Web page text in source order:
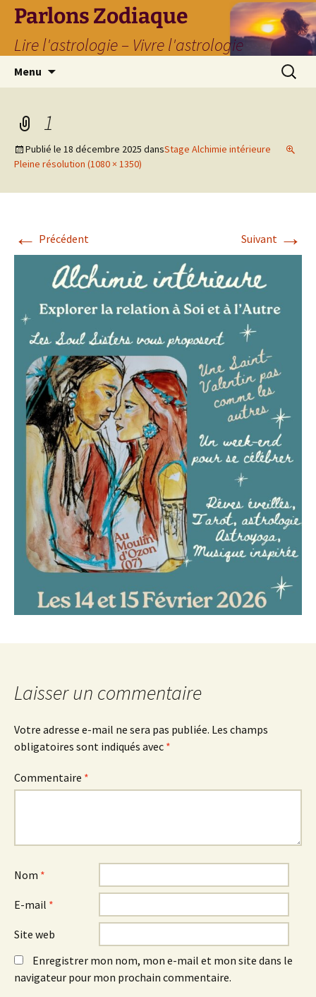
Parlons Zodiaque
Lire l'astrologie – Vivre l'astrologie
Menu
1
Publié le 18 décembre 2025 dansStage Alchimie intérieure
Pleine résolution (1080 × 1350)
← Précédent Suivant →
Laisser un commentaire
Votre adresse e-mail ne sera pas publiée. Les champs
obligatoires sont indiqués avec *
Commentaire *
Nom *
E-mail *
Site web
Enregistrer mon nom, mon e-mail et mon site dans le
navigateur pour mon prochain commentaire.